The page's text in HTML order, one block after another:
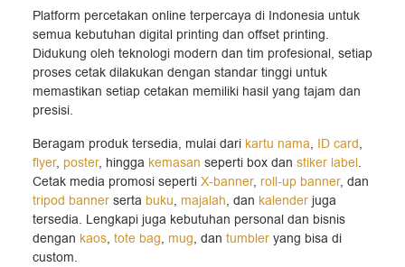
Platform percetakan online terpercaya di Indonesia untuk
semua kebutuhan digital printing dan offset printing.
Didukung oleh teknologi modern dan tim profesional, setiap
proses cetak dilakukan dengan standar tinggi untuk
memastikan setiap cetakan memiliki hasil yang tajam dan
presisi.
Beragam produk tersedia, mulai dari kartu nama, ID card,
flyer, poster, hingga kemasan seperti box dan stiker label.
Cetak media promosi seperti X-banner, roll-up banner, dan
tripod banner serta buku, majalah, dan kalender juga
tersedia. Lengkapi juga kebutuhan personal dan bisnis
dengan kaos, tote bag, mug, dan tumbler yang bisa di
custom.